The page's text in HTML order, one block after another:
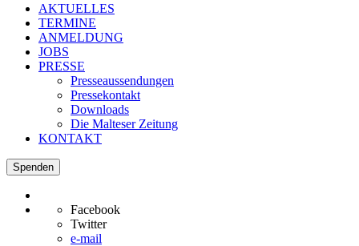
AKTUELLES
TERMINE
ANMELDUNG
JOBS
PRESSE
Presseaussendungen
Pressekontakt
Downloads
Die Malteser Zeitung
KONTAKT
Spenden
Facebook
Twitter
e-mail